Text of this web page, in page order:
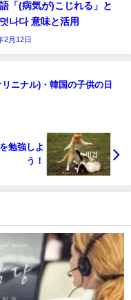
「(病気が)こじれる」と
나다 意味と活用
2月12日
ニナル)・韓国の子供の日
勉強しよ
う！